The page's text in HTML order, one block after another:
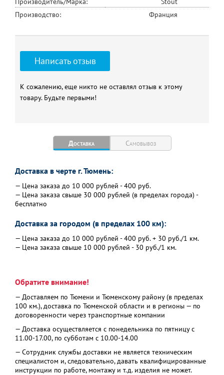
Производство:
Франция
Написать отзыв
К сожалению, еще никто не оставлял отзыв к этому
товару. Будьте первыми!
Доставка Самовывоз
Доставка в черте г. Тюмень:
— Цена заказа до 10 000 рублей - 400 руб.
— Цена заказа свыше 30 000 рублей (в пределах города) -
бесплатно
Доставка за городом (в пределах 100 км):
— Цена заказа до 10 000 рублей - 400 руб. + 30 руб./1 км.
— Цена заказа свыше 10 000 рублей - 30 руб./1 км.
Обратите внимание!
— Доставляем по Тюмени и Тюменскому району (в пределах
100 км.), доставка по Тюменской области и в регионы — по
договоренности через транспортные компании
— Доставка осуществляется с понедельника по пятницу с
11.00-17.00, по субботам с 10.00-14.00
— Сотрудник службы доставки не является техническим
специалистом и, следовательно, давать квалифицированные
инструкции по работе, монтажу и т.д. изделия не может.